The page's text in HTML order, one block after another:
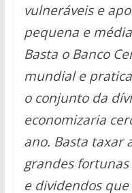
vulneráveis e
pequena e
Basta o Banco
mundial e
o conjunto da
economizaria
ano. Basta taxar
grandes
e dividendos